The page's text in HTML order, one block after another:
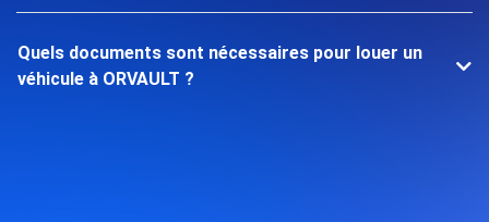
Quels documents sont nécessaires pour louer un
véhicule à ORVAULT ?